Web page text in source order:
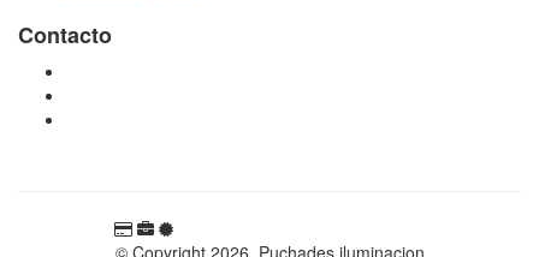
Contacto
© Copyright 2026. Puchades iluminacion